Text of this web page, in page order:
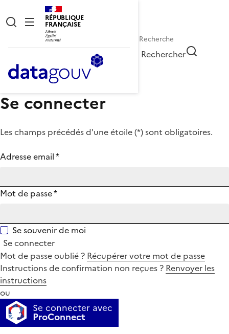
RÉPUBLIQUE
FRANÇAISE
Rechercher
Se connecter
Les champs précédés d'une étoile (*) sont obligatoires.
Adresse email*
Mot de passe*
Se souvenir de moi
Se connecter
Mot de passe oublié ? Récupérer votre mot de passe
Instructions de confirmation non reçues ? Renvoyer les
instructions
ou
Se connecter avec
ProConnect